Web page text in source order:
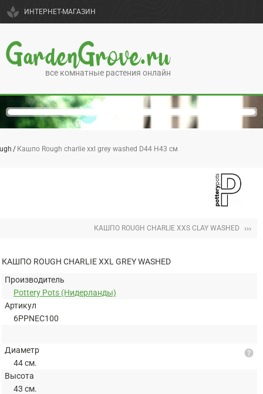
spa ИНТЕРНЕТ-МАГАЗИН
GardenGrove.ru
все комнатные растения онлайн
Кашпо Rough charlie xxl grey washed D44 H43 см
КАШПО ROUGH CHARLIE XXS CLAY WASHED ›››
КАШПО ROUGH CHARLIE XXL GREY WASHED
Производитель
Pottery Pots (Нидерланды)
Артикул
6PPNEC100
Диаметр
44 см.
Высота
43 см.
help